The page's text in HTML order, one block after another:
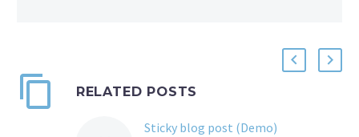
RELATED POSTS
Sticky blog post (Demo)